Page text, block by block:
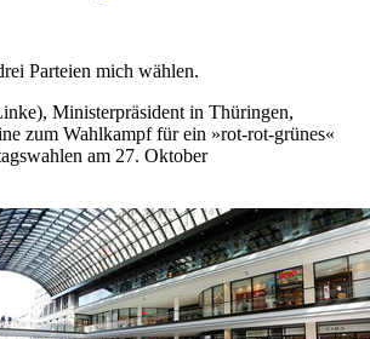
Parteien mich wählen.
Ministerpräsident in Thüringen,
zum Wahlkampf für ein »rot-rot-grünes«
am 27. Oktober